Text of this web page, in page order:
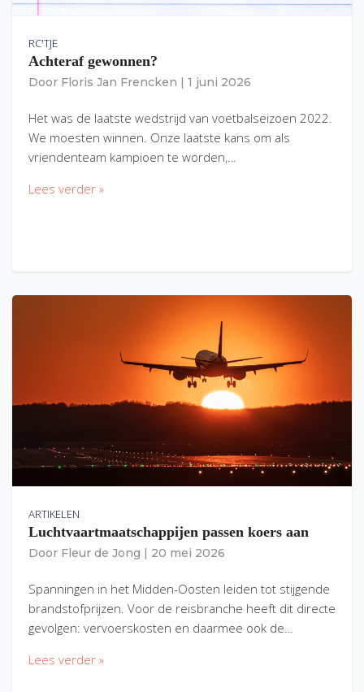
RC'TJE
Achteraf gewonnen?
Door Floris Jan Frencken 1 juni 2026
Het was de laatste wedstrijd van voetbalseizoen 2022.
We moesten winnen. Onze laatste kans om als
vriendenteam kampioen te worden,…
Lees verder »
ARTIKELEN
Luchtvaartmaatschappijen passen koers aan
Door Fleur de Jong 20 mei 2026
Spanningen in het Midden-Oosten leiden tot stijgende
brandstofprijzen. Voor de reisbranche heeft dit directe
gevolgen: vervoerskosten en daarmee ook de…
Lees verder »